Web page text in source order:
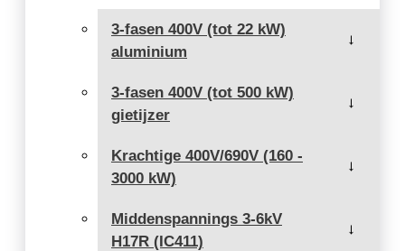
3-fasen 400V (tot 22 kW)
aluminium
→
3-fasen 400V (tot 500 kW)
gietijzer
→
Krachtige 400V/690V (160 -
3000 kW)
→
Middenspannings 3-6kV
H17R (IC411)
→